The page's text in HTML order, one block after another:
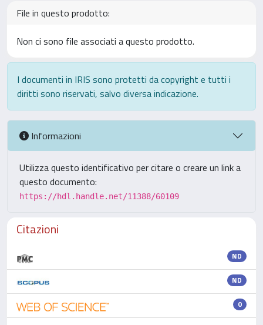
File in questo prodotto:
Non ci sono file associati a questo prodotto.
I documenti in IRIS sono protetti da copyright e tutti i
diritti sono riservati, salvo diversa indicazione.
Informazioni
Utilizza questo identificativo per citare o creare un link a
questo documento:
https://hdl.handle.net/11388/60109
Citazioni
ND
ND
0